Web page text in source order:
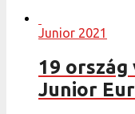
Junior 2021
19 ország
Junior